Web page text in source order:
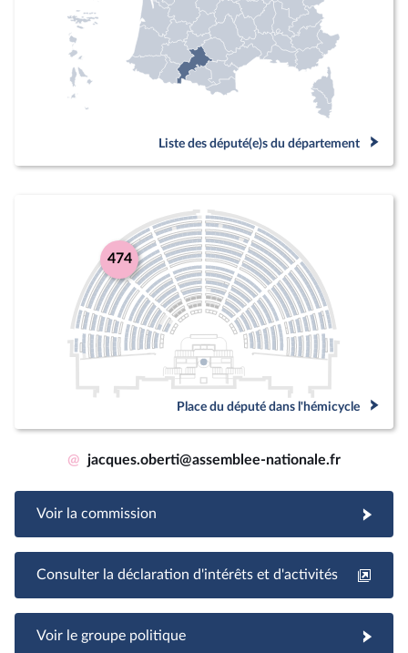
Liste des député(e)s du département
474
Place du député dans l'hémicycle
@ jacques.oberti@assemblee-nationale.fr
Voir la commission
Consulter la déclaration d'intérêts et d'activités
Voir le groupe politique